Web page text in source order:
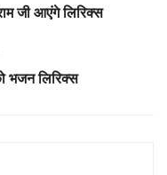
जी आएंगे लिरिक्स
भजन लिरिक्स